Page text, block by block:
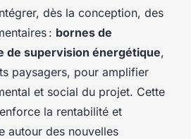
dès la conception, des
: bornes de
de supervision énergétique,
paysagers, pour amplifier
et social du projet. Cette
la rentabilité et
autour des nouvelles